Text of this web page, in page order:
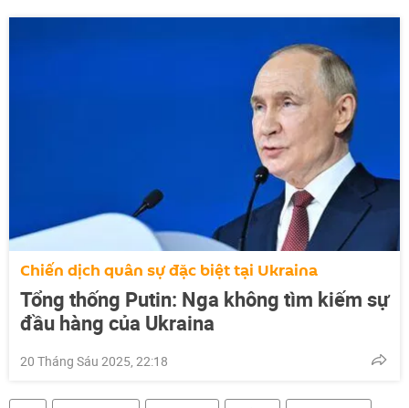
Chiến dịch quân sự đặc biệt tại Ukraina
Tổng thống Putin: Nga không tìm kiếm sự
đầu hàng của Ukraina
20 Tháng Sáu 2025, 22:18